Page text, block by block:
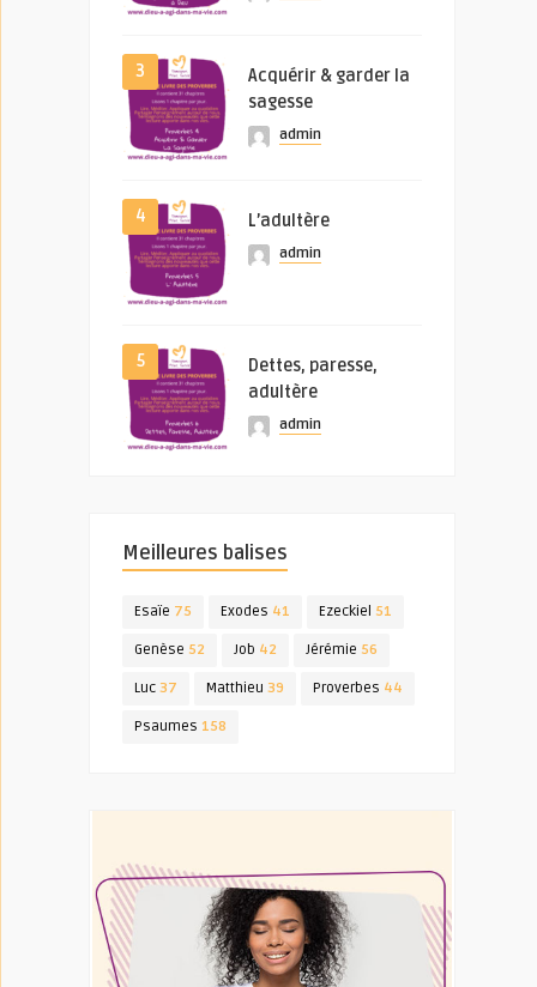
3
Acquérir & garder la
sagesse
admin
4 L’adultère
admin
5
Dettes, paresse,
adultère
admin
Meilleures balises
Esaïe 75 Exodes 41 Ezeckiel 51
Genèse 52 Job 42 Jérémie 56
Luc 37 Matthieu 39 Proverbes 44
Psaumes 158